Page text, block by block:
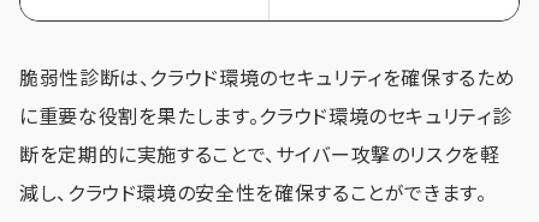
脆弱性診断は、クラウド環境のセキュリティを確保するため
に重要な役割を果たします。クラウド環境のセキュリティ診
断を定期的に実施することで、サイバー攻撃のリスクを軽
減し、クラウド環境の安全性を確保することができます。